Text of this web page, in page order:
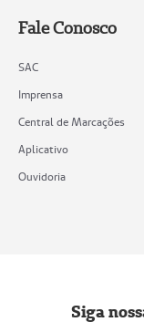
Fale Conosco
SAC
Imprensa
Central de Marcações
Aplicativo
Ouvidoria
Siga